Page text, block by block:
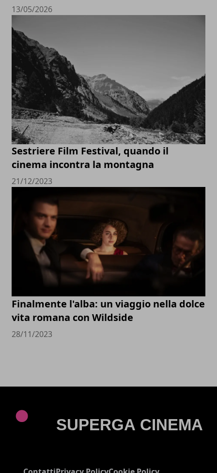
13/05/2026
Sestriere Film Festival, quando il
cinema incontra la montagna
21/12/2023
Finalmente l'alba: un viaggio nella dolce
vita romana con Wildside
28/11/2023